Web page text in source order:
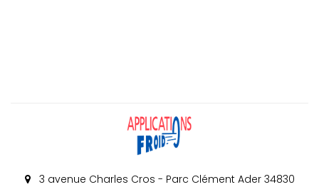
3 avenue Charles Cros - Parc Clément Ader 34830